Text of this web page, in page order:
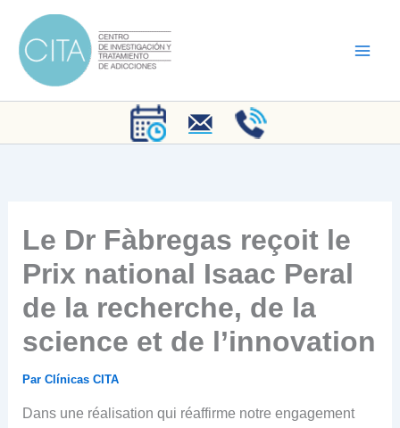
contenu
Le Dr Fàbregas reçoit le
Prix national Isaac Peral
de la recherche, de la
science et de l’innovation
Par Clínicas CITA
Dans une réalisation qui réaffirme notre engagement